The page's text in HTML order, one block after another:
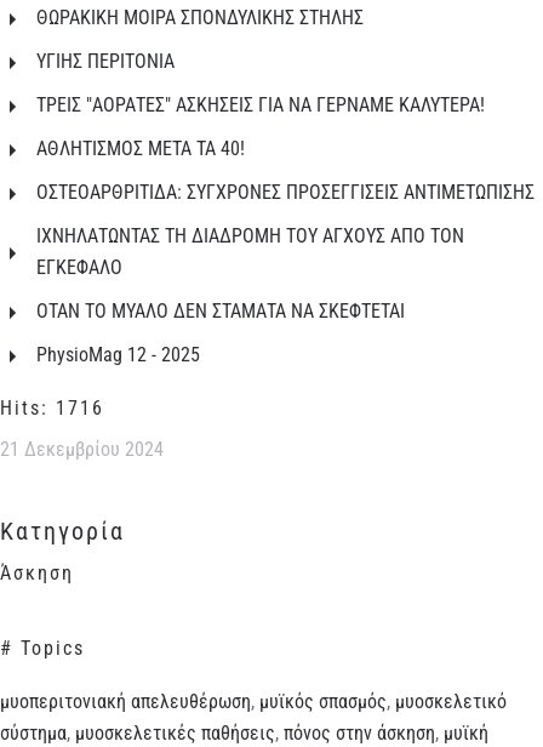
Hits: 1716
21 Δεκεμβρίου 2024
Κατηγορία
Άσκηση
# Topics
μυοπεριτονιακή απελευθέρωση, μυϊκός σπασμός, μυοσκελετικό
σύστημα, μυοσκελετικές παθήσεις, πόνος στην άσκηση, μυϊκή
ΘΩΡΑΚΙΚΗ ΜΟΙΡΑ ΣΠΟΝΔΥΛΙΚΗΣ ΣΤΗΛΗΣ
ΥΓΙΗΣ ΠΕΡΙΤΟΝΙΑ
ΤΡΕΙΣ "ΑΟΡΑΤΕΣ" ΑΣΚΗΣΕΙΣ ΓΙΑ ΝΑ ΓΕΡΝΑΜΕ ΚΑΛΥΤΕΡΑ!
ΑΘΛΗΤΙΣΜΟΣ ΜΕΤΑ ΤΑ 40!
ΟΣΤΕΟΑΡΘΡΙΤΙΔΑ: ΣΥΓΧΡΟΝΕΣ ΠΡΟΣΕΓΓΙΣΕΙΣ ΑΝΤΙΜΕΤΩΠΙΣΗΣ
ΙΧΝΗΛΑΤΩΝΤΑΣ ΤΗ ΔΙΑΔΡΟΜΗ ΤΟΥ ΑΓΧΟΥΣ ΑΠΟ ΤΟΝ
ΕΓΚΕΦΑΛΟ
ΟΤΑΝ ΤΟ ΜΥΑΛΟ ΔΕΝ ΣΤΑΜΑΤΑ ΝΑ ΣΚΕΦΤΕΤΑΙ
PhysioMag 12 - 2025